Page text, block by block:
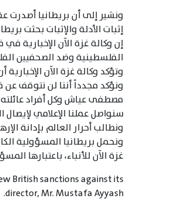
ونشير إلى أن بريطانيا
إثبات الأدلة والإثبات بحثت
إن وكالة غزة الآن الإخبارية
الفلسطينية وضد الصحفيين
وتؤكد وكالة غزة الآن
ونؤكد مجدداً أننا لن نتوقف عن
مصطفى عياش وكل أفراد
سنواصل عملنا الإعلامي لإيصال
ونطالب أحرار العالم بإدانة
ونحمل بريطانيا المسؤولية
غزة الآن للأنباء، باعتبارها
British sanctions against its
director, Mr. Mustafa Ayyash.